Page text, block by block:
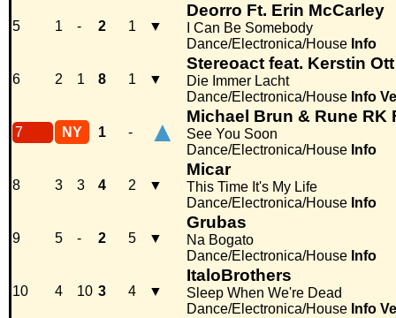
5 1 - 2 1 ▼
Deorro Ft. Erin McCarley
I Can Be Somebody
Dance/Electronica/House Info
6 2 1 8 1 ▼
Stereoact feat. Kerstin Ott
Die Immer Lacht
Dance/Electronica/House Info
7 NY 1 - ▲ Michael Brun & Rune RK
See You Soon
Dance/Electronica/House Info
8 3 3 4 2 ▼
Micar
This Time It's My Life
Dance/Electronica/House Info
9 5 - 2 5 ▼
Grubas
Na Bogato
Dance/Electronica/House Info
10 4 10 3 4 ▼
ItaloBrothers
Sleep When We're Dead
Dance/Electronica/House Info